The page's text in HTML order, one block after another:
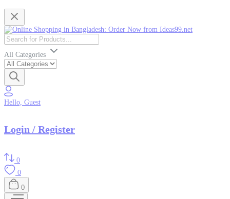
All Categories
Hello, Guest
Login / Register
0
0
0